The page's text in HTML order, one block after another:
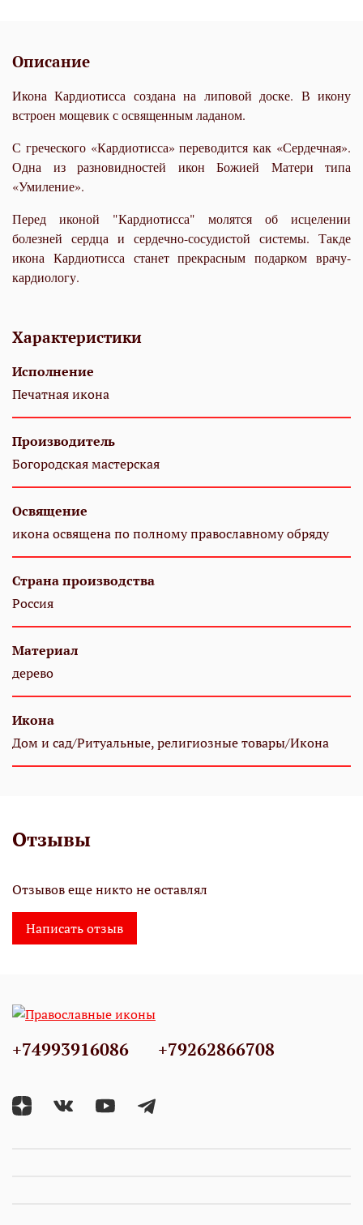
Описание
Икона Кардиотисса создана на липовой доске. В икону
встроен мощевик с освященным ладаном.
С греческого «Кардиотисса» переводится как «Сердечная».
Одна из разновидностей икон Божией Матери типа
«Умиление».
Перед иконой "Кардиотисса" молятся об исцелении
болезней сердца и сердечно-сосудистой системы. Такде
икона Кардиотисса станет прекрасным подарком врачу-
кардиологу.
Характеристики
Исполнение
Печатная икона
Производитель
Богородская мастерская
Освящение
икона освящена по полному православному обряду
Страна производства
Россия
Материал
дерево
Икона
Дом и сад/Ритуальные, религиозные товары/Икона
Отзывы
Отзывов еще никто не оставлял
Написать отзыв
+74993916086 +79262866708